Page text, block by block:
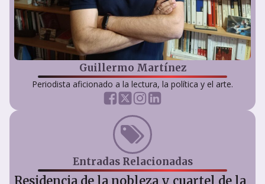
Guillermo Martínez
Periodista aficionado a la lectura, la política y el arte.
Entradas Relacionadas
Residencia de la nobleza y cuartel de la